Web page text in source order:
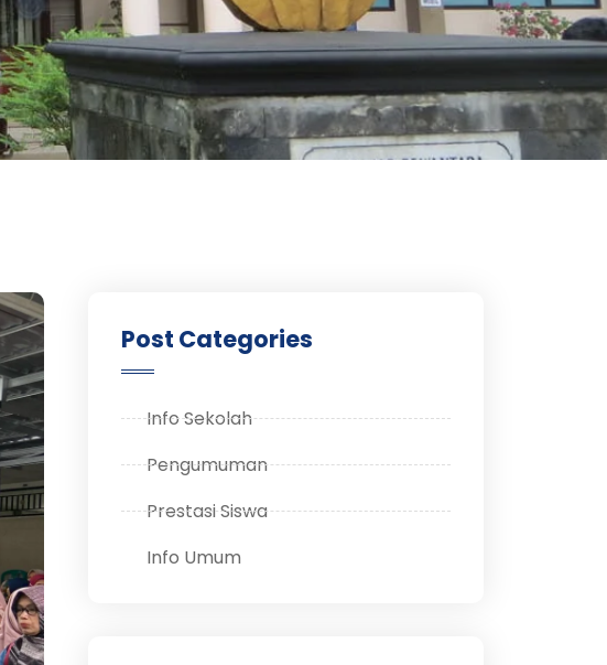
Post Categories
Info Sekolah
Pengumuman
Prestasi Siswa
Info Umum